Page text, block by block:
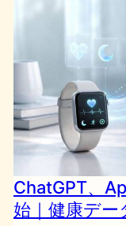
ChatGPT、
始｜健康デー